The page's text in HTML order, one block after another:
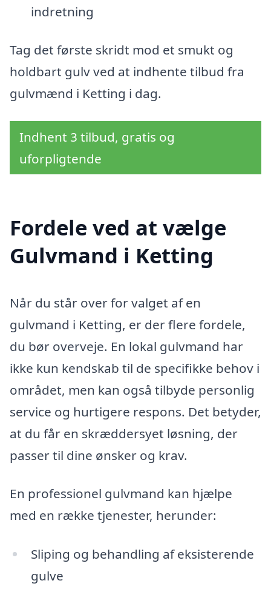
indretning
Tag det første skridt mod et smukt og
holdbart gulv ved at indhente tilbud fra
gulvmænd i Ketting i dag.
Indhent 3 tilbud, gratis og
uforpligtende
Fordele ved at vælge
Gulvmand i Ketting
Når du står over for valget af en
gulvmand i Ketting, er der flere fordele,
du bør overveje. En lokal gulvmand har
ikke kun kendskab til de specifikke behov i
området, men kan også tilbyde personlig
service og hurtigere respons. Det betyder,
at du får en skræddersyet løsning, der
passer til dine ønsker og krav.
En professionel gulvmand kan hjælpe
med en række tjenester, herunder:
Sliping og behandling af eksisterende
gulve